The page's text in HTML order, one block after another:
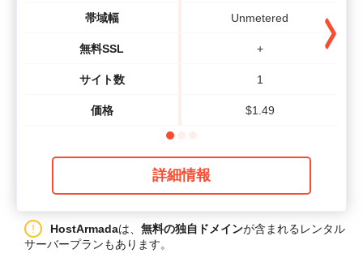
帯域幅
無料SSL
サイト数
価格
Unmetered
+
1
$1.49
詳細情報
HostArmadaは、 無料の独自ドメインが含まれるレンタル
サーバープランもあります。